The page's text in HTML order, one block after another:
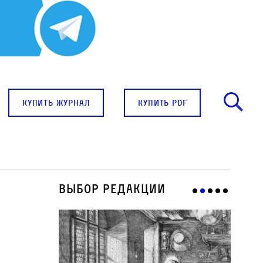
купить журнал купить pdf
Выбор редакции